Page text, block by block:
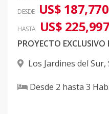
DESDE US$ 187,770
HASTA US$ 225,997
PROYECTO EXCLUSIVO
Los Jardines del Sur,
Desde 2 hasta 3 Hab.